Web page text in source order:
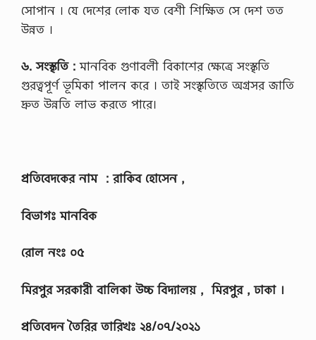
সােপান । যে দেশের লােক যত বেশী শিক্ষিত সে দেশ তত
উন্নত ।
৬. সংস্কৃতি :মানবিক গুণাবলী বিকাশের ক্ষেত্রে সংস্কৃতি
গুরত্বপূর্ণ ভূমিকা পালন করে । তাই সংস্কৃতিতে অগ্রসর জাতি
দ্রুত উন্নতি লাভ করতে পারে।
প্রতিবেদকের নাম : রাকিব হোসেন ,
বিভাগঃ মানবিক
রোল নংঃ ০৫
মিরপুর সরকারী বালিকা উচ্চ বিদ্যালয় , মিরপুর , ঢাকা ।
প্রতিবেদন তৈরির তারিখঃ ২৪/০৭/২০২১